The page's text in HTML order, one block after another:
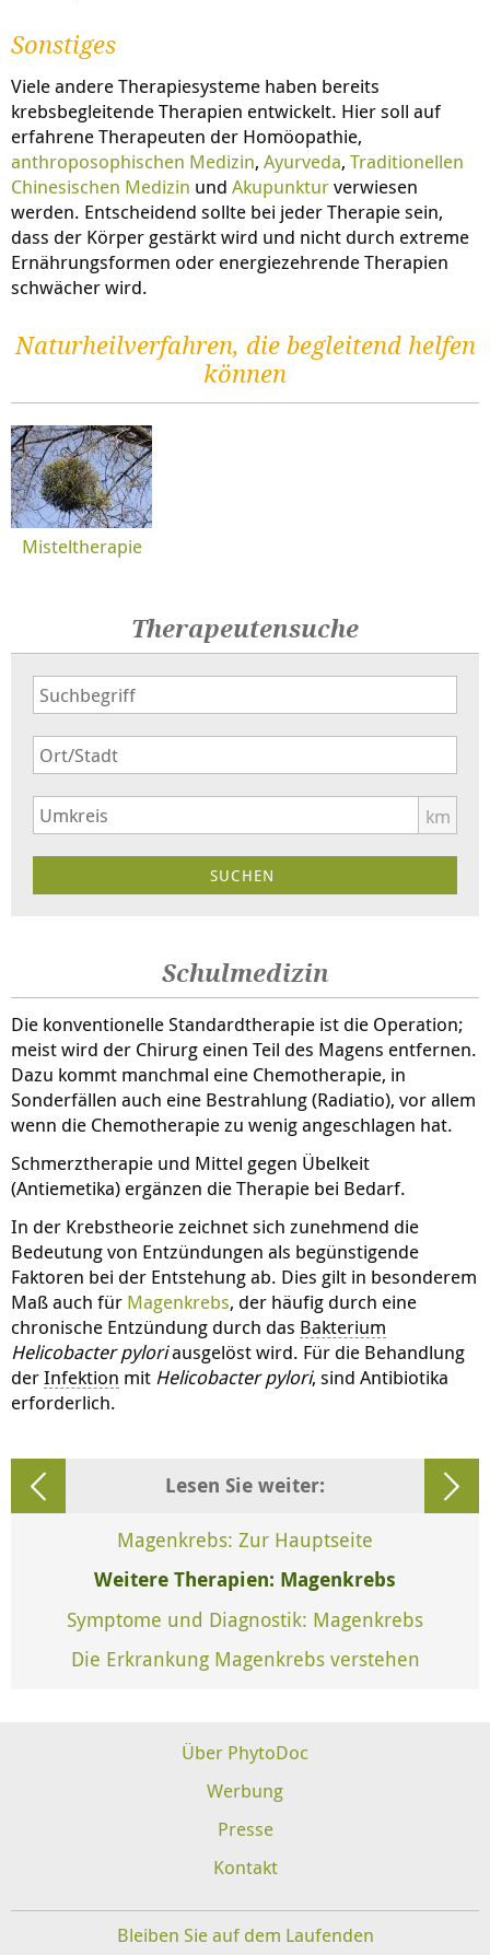
Sonstiges
Viele andere Therapiesysteme haben bereits
krebsbegleitende Therapien entwickelt. Hier soll auf
erfahrene Therapeuten der Homöopathie,
anthroposophischen Medizin, Ayurveda, Traditionellen
Chinesischen Medizin und Akupunkturverwiesen
werden. Entscheidend sollte bei jeder Therapie sein,
dass der Körper gestärkt wird und nicht durch extreme
Ernährungsformen oder energiezehrende Therapien
schwächer wird.
Naturheilverfahren, die begleitend helfen
können
Misteltherapie
Therapeutensuche
km
Schulmedizin
Die konventionelle Standardtherapie ist die Operation;
meist wird der Chirurg einen Teil des Magens entfernen.
Dazu kommt manchmal eine Chemotherapie, in
Sonderfällen auch eine Bestrahlung (Radiatio), vor allem
wenn die Chemotherapie zu wenig angeschlagen hat.
Schmerztherapie und Mittel gegen Übelkeit
(Antiemetika) ergänzen die Therapie bei Bedarf.
In der Krebstheorie zeichnet sich zunehmend die
Bedeutung von Entzündungen als begünstigende
Faktoren bei der Entstehung ab. Dies gilt in besonderem
Maß auch für Magenkrebs, der häufig durch eine
chronische Entzündung durch das Bakterium
Helicobacter pyloriausgelöst wird. Für die Behandlung
derInfektion mit Helicobacter pylori, sind Antibiotika
erforderlich.
Lesen Sie weiter:
Magenkrebs: Zur Hauptseite
Weitere Therapien: Magenkrebs
Symptome und Diagnostik: Magenkrebs
Die Erkrankung Magenkrebs verstehen
Über PhytoDoc
Werbung
Presse
Kontakt
Bleiben Sie auf dem Laufenden